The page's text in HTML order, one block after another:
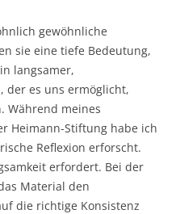
gewöhnliche
sie eine tiefe Bedeutung,
langsamer,
der es uns ermöglicht,
Während meines
Heimann-Stiftung habe ich
Reflexion erforscht.
erfordert. Bei der
Material den
die richtige Konsistenz